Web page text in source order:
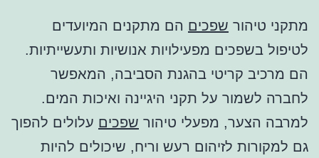
מתקני טיהור שפכים הם מתקנים המיועדים
לטיפול בשפכים מפעילויות אנושיות ותעשייתיות.
הם מרכיב קריטי בהגנת הסביבה, המאפשר
לחברה לשמור על תקני היגיינה ואיכות המים.
למרבה הצער, מפעלי טיהור שפכים עלולים להפוך
גם למקורות לזיהום רעש וריח, שיכולים להיות